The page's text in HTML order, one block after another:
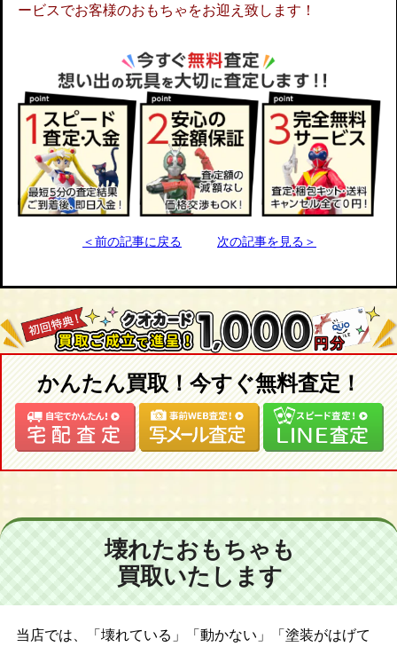
ービスでお客様のおもちゃをお迎え致します！
＜前の記事に戻る 次の記事を見る＞
かんたん買取！今すぐ無料査定！
壊れたおもちゃも
買取いたします
当店では、「壊れている」「動かない」「塗装がはげて